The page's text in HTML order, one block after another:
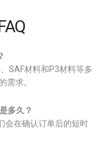
SAF材料和P3材料等多
需求。
多久？
会在确认订单后的短时